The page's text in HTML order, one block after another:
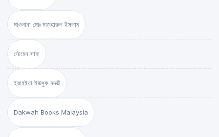
মাওলানা মোঃ মাজহারুল ইসলাম
সৌমেন সাহা
ইয়াহইয়া ইউসুফ নদভী
Dakwah Books Malaysia